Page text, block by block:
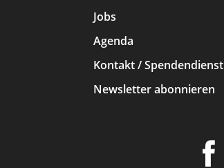
Jobs
Agenda
Kontakt / Spendendienst
Newsletter abonnieren